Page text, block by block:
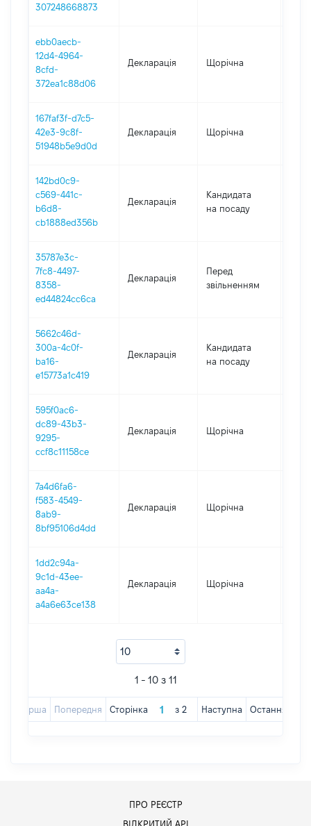
307248668873
ebb0aecb-
12d4-4964-
8cfd-
372ea1c88d06
Декларація Щорічна
167faf3f-d7c5-
42e3-9c8f-
51948b5e9d0d
Декларація Щорічна
142bd0c9-
c569-441c-
b6d8-
cb1888ed356b
Декларація
Кандидата
на посаду
35787e3c-
7fc8-4497-
8358-
ed44824cc6ca
Декларація
Перед
звільненням
5662c46d-
300a-4c0f-
ba16-
e15773a1c419
Декларація
Кандидата
на посаду
595f0ac6-
dc89-43b3-
9295-
ccf8c11158ce
Декларація Щорічна
7a4d6fa6-
f583-4549-
8ab9-
8bf95106d4dd
Декларація Щорічна
1dd2c94a-
9c1d-43ee-
aa4a-
a4a6e63ce138
Декларація Щорічна
1 - 10 з 11
Перша Попередня Сторінка з 2 Наступна Остання
ПРО РЕЄСТР
ВІДКРИТИЙ АРІ